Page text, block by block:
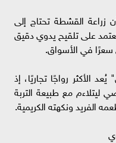
زراعة القشطة تحتاج إلى
على تلقيح يدوي دقيق
سعرًا في الأسواق.
رواجًا تجاريًا، إذ
مع طبيعة التربة
الفريد ونكهته الكريمية.